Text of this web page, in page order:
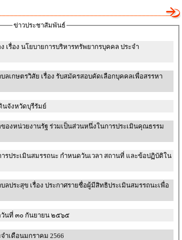
ข่าวประชาสัมพันธ์
เรื่อง นโยบายการบริหารทรัพยากรบุคคล ประจำ
ลเกษตรวิสัย เรื่อง รับสมัครสอบคัดเลือกบุคคลเพื่อสรรหา
นจังหวัดบุรีรัมย์
องหน่วยงานรัฐ ร่วมเป็นส่วนหนึ่งในการประเมินคุณธรรม
รประเมินสมรรถนะ กำหนดวันเวลา สถานที่ และข้อปฏิบัติใน
ลประสุข เรื่อง ประกาศรายชื่อผู้มีสิทธิประเมินสมรรถนะเพื่อ
วันที่ ๓๐ กันยายน ๒๕๖๕
ำเดือนมกราคม 2566